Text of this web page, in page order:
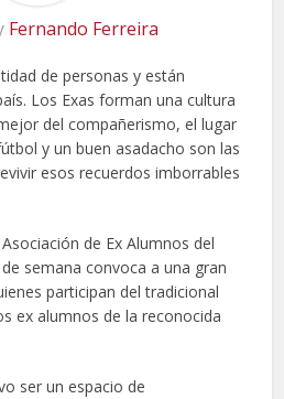
Fernando Ferreira
de personas y están
Los Exas forman una cultura
del compañerismo, el lugar
y un buen asadacho son las
esos recuerdos imborrables
de Ex Alumnos del
semana convoca a una gran
participan del tradicional
ex alumnos de la reconocida
ser un espacio de